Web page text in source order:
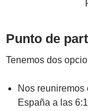
Punto de
Tenemos dos
Nos
España a las